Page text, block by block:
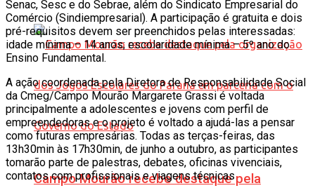
Campo Mourão recebe destaque pela
Senac, Sesc e do Sebrae, além do Sindicato Empresarial do
Comércio (Sindiempresarial). A participação é gratuita e dois
pré-requisitos devem ser preenchidos pelas interessadas:
idade mínima – 14 anos; escolaridade mínima – 5º ano do
Ensino Fundamental.
A ação coordenada pela Diretora de Responsabilidade Social
da Cmeg/Campo Mourão Margarete Grassi é voltada
principalmente a adolescentes e jovens com perfil de
empreendedoras e o projeto é voltado a ajudá-las a pensar
como futuras empresárias. Todas as terças-feiras, das
13h30min às 17h30min, de junho a outubro, as participantes
tomarão parte de palestras, debates, oficinas vivenciais,
contatos com profissionais e viagens técnicas